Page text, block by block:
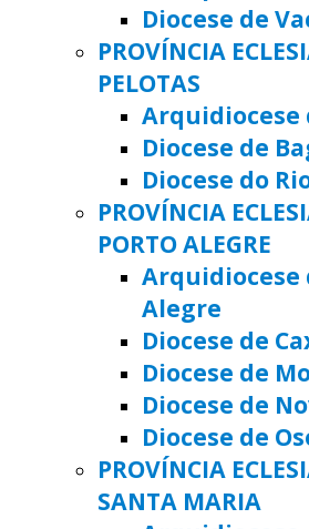
Diocese de
PROVÍNCIA
PELOTAS
Arquidiocese
Diocese de
Diocese do
PROVÍNCIA
PORTO ALEGRE
Arquidiocese
Alegre
Diocese de
Diocese de
Diocese de
Diocese de
PROVÍNCIA
SANTA MARIA